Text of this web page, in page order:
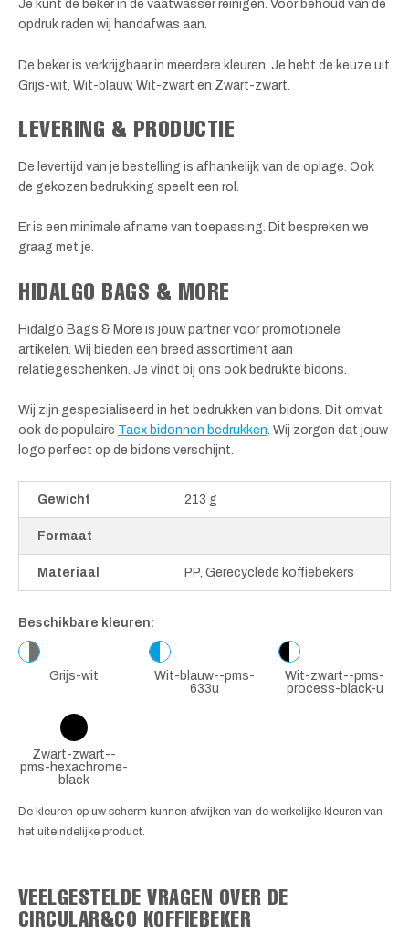
Je kunt de beker in de vaatwasser reinigen. Voor behoud van de
opdruk raden wij handafwas aan.
De beker is verkrijgbaar in meerdere kleuren. Je hebt de keuze uit
Grijs-wit, Wit-blauw, Wit-zwart en Zwart-zwart.
LEVERING & PRODUCTIE
De levertijd van je bestelling is afhankelijk van de oplage. Ook
de gekozen bedrukking speelt een rol.
Er is een minimale afname van toepassing. Dit bespreken we
graag met je.
HIDALGO BAGS & MORE
Hidalgo Bags & More is jouw partner voor promotionele
artikelen. Wij bieden een breed assortiment aan
relatiegeschenken. Je vindt bij ons ook bedrukte bidons.
Wij zijn gespecialiseerd in het bedrukken van bidons. Dit omvat
ook de populaire Tacx bidonnen bedrukken. Wij zorgen dat jouw
logo perfect op de bidons verschijnt.
Gewicht 213 g
Formaat
Materiaal PP, Gerecyclede koffiebekers
Beschikbare kleuren:
Grijs-wit
Wit-blauw--pms-
633u
Wit-zwart--pms-
process-black-u
Zwart-zwart--
pms-hexachrome-
black
De kleuren op uw scherm kunnen afwijken van de werkelijke kleuren van
het uiteindelijke product.
VEELGESTELDE VRAGEN OVER DE
CIRCULAR&CO KOFFIEBEKER